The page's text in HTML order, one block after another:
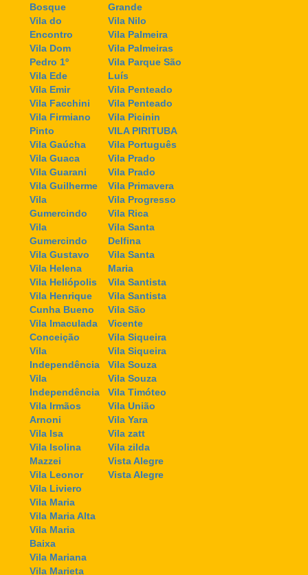
Bosque
Vila do
Encontro
Vila Dom
Pedro 1º
Vila Ede
Vila Emir
Vila Facchini
Vila Firmiano
Pinto
Vila Gaúcha
Vila Guaca
Vila Guarani
Vila Guilherme
Vila
Gumercindo
Vila
Gumercindo
Vila Gustavo
Vila Helena
Vila Heliópolis
Vila Henrique
Cunha Bueno
Vila Imaculada
Conceição
Vila
Independência
Vila
Independência
Vila Irmãos
Arnoni
Vila Isa
Vila Isolina
Mazzei
Vila Leonor
Vila Liviero
Vila Maria
Vila Maria Alta
Vila Maria
Baixa
Vila Mariana
Vila Marieta
Grande
Vila Nilo
Vila Palmeira
Vila Palmeiras
Vila Parque São
Luís
Vila Penteado
Vila Penteado
Vila Picinin
VILA PIRITUBA
Vila Português
Vila Prado
Vila Prado
Vila Primavera
Vila Progresso
Vila Rica
Vila Santa
Delfina
Vila Santa
Maria
Vila Santista
Vila Santista
Vila São
Vicente
Vila Siqueira
Vila Siqueira
Vila Souza
Vila Souza
Vila Timóteo
Vila União
Vila Yara
Vila zatt
Vila zilda
Vista Alegre
Vista Alegre